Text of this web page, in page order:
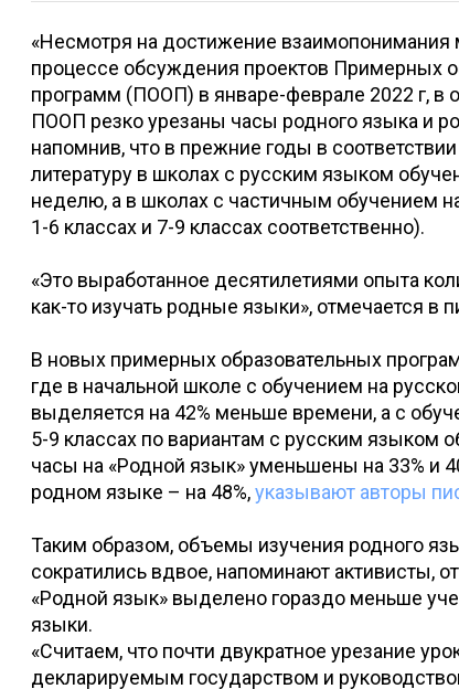
«Несмотря на достижение
процессе обсуждения проектов Примерных
программ (ПООП) в январе-феврале 2022 г, в
ПООП резко урезаны часы родного языка и
напомнив, что в прежние годы в
литературу в школах с русским языком
неделю, а в школах с частичным обучением
1-6 классах и 7-9 классах соответственно).
«Это выработанное десятилетиями опыта
как-то изучать родные языки», отмечается в
В новых примерных образовательных
где в начальной школе с обучением на
выделяется на 42% меньше времени, а с
5-9 классах по вариантам с русским языком
часы на «Родной язык» уменьшены на 33% и
родном языке – на 48%,указывают авторы
Таким образом, объемы изучения родного
сократились вдвое, напоминают активисты,
«Родной язык» выделено гораздо меньше
языки.
«Считаем, что почти двукратное урезание
декларируемым государством и